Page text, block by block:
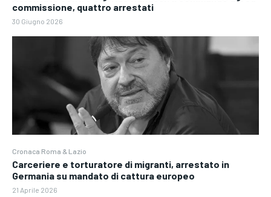
commissione, quattro arrestati
30 Giugno 2026
Cronaca Roma & Lazio
Carceriere e torturatore di migranti, arrestato in
Germania su mandato di cattura europeo
21 Aprile 2026